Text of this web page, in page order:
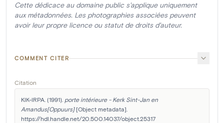
Cette dédicace au domaine public s'applique uniquement
aux métadonnées. Les photographies associées peuvent
avoir leur propre licence ou statut de droits d'auteur.
COMMENT CITER
Citation
KIK-IRPA. (1991). porte intérieure - Kerk Sint-Jan en
Amandus[Oppuurs] [Object metadata].
https://hdl.handle.net/20.500.14037/object.25317